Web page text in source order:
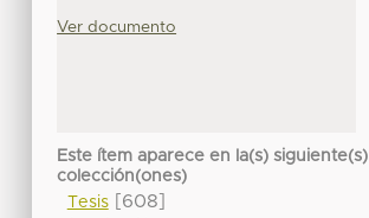
Ver documento
Este ítem aparece en la(s) siguiente(s)
colección(ones)
Tesis[608]